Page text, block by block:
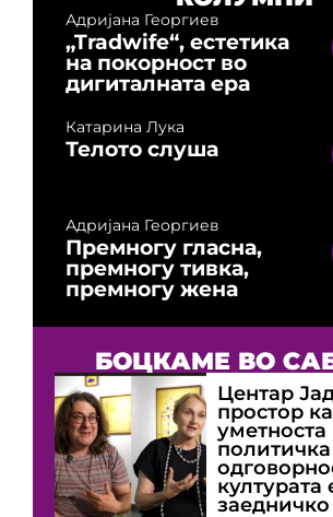
Адријана Георгиев
„Tradwife“, естетика
на покорност во
дигиталната ера
Катарина Лука
Телото слуша
Адријана Георгиев
Премногу гласна,
премногу тивка,
премногу жена
БОЦКАМЕ ВО
Центар
простор
политичка
културата